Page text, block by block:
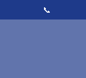
📞